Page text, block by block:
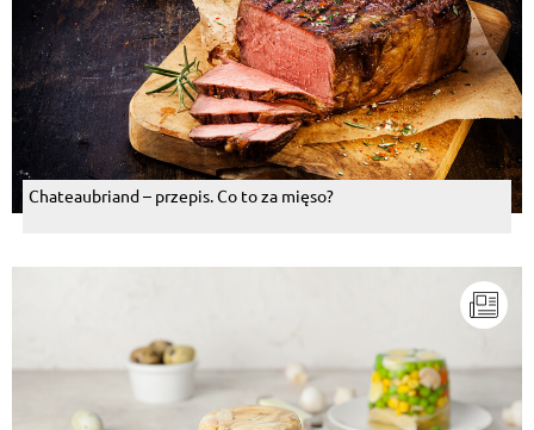
Chateaubriand – przepis. Co to za mięso?